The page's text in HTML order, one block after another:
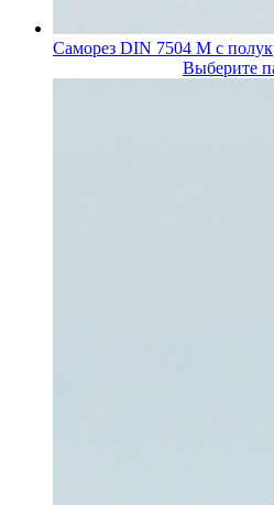
Саморез DIN 7504 M с
Выберите